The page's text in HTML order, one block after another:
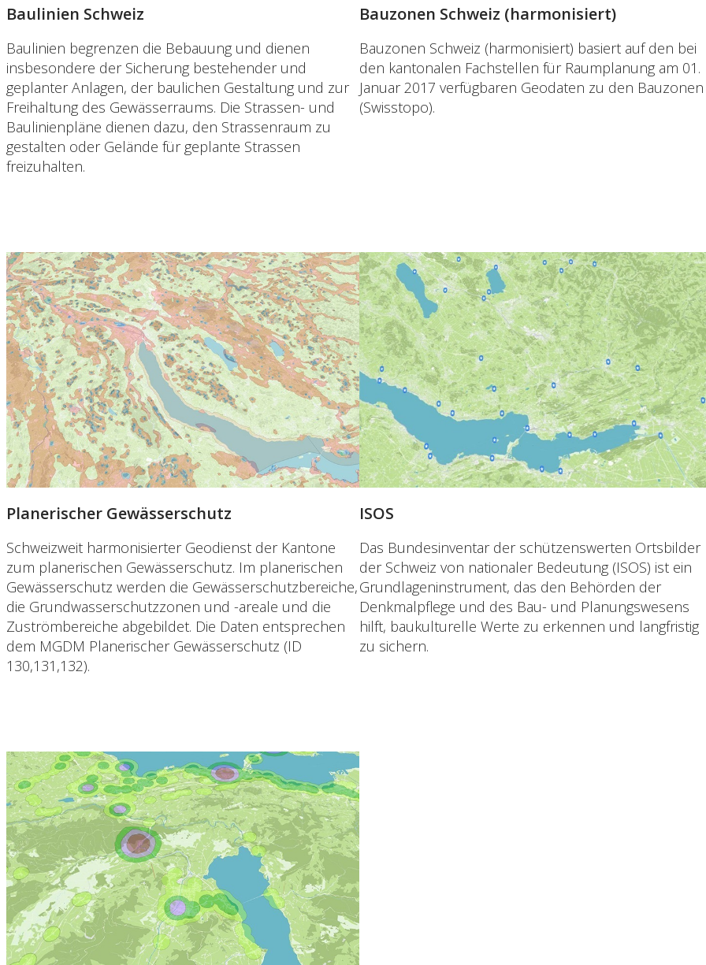
Baulinien Schweiz
Baulinien begrenzen die Bebauung und dienen
insbesondere der Sicherung bestehender und
geplanter Anlagen, der baulichen Gestaltung und zur
Freihaltung des Gewässerraums. Die Strassen- und
Baulinienpläne dienen dazu, den Strassenraum zu
gestalten oder Gelände für geplante Strassen
freizuhalten.
Bauzonen Schweiz (harmonisiert)
Bauzonen Schweiz (harmonisiert) basiert auf den bei
den kantonalen Fachstellen für Raumplanung am 01.
Januar 2017 verfügbaren Geodaten zu den Bauzonen
(Swisstopo).
Planerischer Gewässerschutz
Schweizweit harmonisierter Geodienst der Kantone
zum planerischen Gewässerschutz. Im planerischen
Gewässerschutz werden die Gewässerschutzbereiche,
die Grundwasserschutzzonen und -areale und die
Zuströmbereiche abgebildet. Die Daten entsprechen
dem MGDM Planerischer Gewässerschutz (ID
130,131,132).
ISOS
Das Bundesinventar der schützenswerten Ortsbilder
der Schweiz von nationaler Bedeutung (ISOS) ist ein
Grundlageninstrument, das den Behörden der
Denkmalpflege und des Bau- und Planungswesens
hilft, baukulturelle Werte zu erkennen und langfristig
zu sichern.